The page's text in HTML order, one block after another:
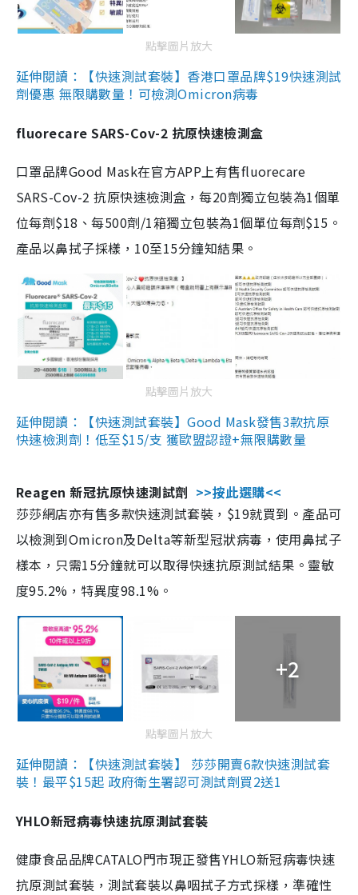
點擊圖片放大
延伸閱讀：【快速測試套裝】香港口罩品牌$19快速測試
劑優惠 無限購數量！可檢測Omicron病毒
fluorecare SARS-Cov-2 抗原快速檢測盒
口罩品牌Good Mask在官方APP上有售fluorecare
SARS-Cov-2 抗原快速檢測盒，每20劑獨立包裝為1個單
位每劑$18、每500劑/1箱獨立包裝為1個單位每劑$15。
產品以鼻拭子採樣，10至15分鐘知結果。
點擊圖片放大
延伸閱讀：【快速測試套裝】Good Mask發售3款抗原
快速檢測劑！低至$15/支 獲歐盟認證+無限購數量
Reagen 新冠抗原快速測試劑 >>按此選購<<
莎莎網店亦有售多款快速測試套裝，$19就買到。產品可
以檢測到Omicron及Delta等新型冠狀病毒，使用鼻拭子
樣本，只需15分鐘就可以取得快速抗原測試結果。靈敏
度95.2%，特異度98.1%。
+2
點擊圖片放大
延伸閱讀：【快速測試套裝】 莎莎開賣6款快速測試套
裝！最平$15起 政府衛生署認可測試劑買2送1
YHLO新冠病毒快速抗原測試套裝
健康食品品牌CATALO門市現正發售YHLO新冠病毒快速
抗原測試套裝，測試套裝以鼻咽拭子方式採樣，準確性